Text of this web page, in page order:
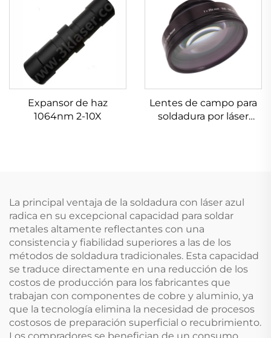
Expansor de haz
1064nm 2-10X
Lentes de campo para
soldadura por láser
La principal ventaja de la soldadura con láser azul
radica en su excepcional capacidad para soldar
metales altamente reflectantes con una
consistencia y fiabilidad superiores a las de los
métodos de soldadura tradicionales. Esta capacidad
se traduce directamente en una reducción de los
costos de producción para los fabricantes que
trabajan con componentes de cobre y aluminio, ya
que la tecnología elimina la necesidad de procesos
costosos de preparación superficial o recubrimiento.